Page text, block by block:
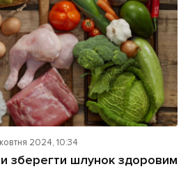
2024, 10:34
зберегти шлунок здоровим